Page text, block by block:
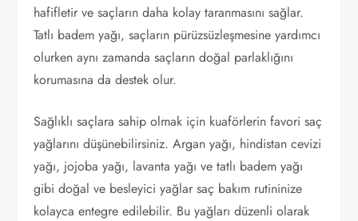
hafifletir ve saçların daha kolay taranmasını sağlar.
Tatlı badem yağı, saçların pürüzsüzleşmesine yardımcı
olurken aynı zamanda saçların doğal parlaklığını
korumasına da destek olur.
Sağlıklı saçlara sahip olmak için kuaförlerin favori saç
yağlarını düşünebilirsiniz. Argan yağı, hindistan cevizi
yağı, jojoba yağı, lavanta yağı ve tatlı badem yağı
gibi doğal ve besleyici yağlar saç bakım rutininize
kolayca entegre edilebilir. Bu yağları düzenli olarak